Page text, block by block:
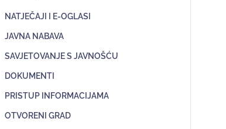
NATJEČAJI I E-OGLASI
JAVNA NABAVA
SAVJETOVANJE S JAVNOŠĆU
DOKUMENTI
PRISTUP INFORMACIJAMA
OTVORENI GRAD